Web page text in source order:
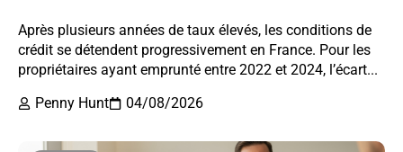
Après plusieurs années de taux élevés, les conditions de
crédit se détendent progressivement en France. Pour les
propriétaires ayant emprunté entre 2022 et 2024, l’écart...
Penny Hunt
04/08/2026